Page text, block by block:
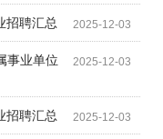
2025-12-03
招聘汇总
2025-12-03
事业单位
2025-12-03
招聘汇总